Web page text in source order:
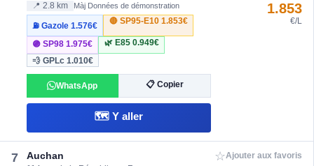
📍 2.8 km Màj Données de démonstration
⛽ Gazole1.576€
🔴 SP95-E10 1.853€
🟣 SP981.975€ 🌿 E85 0.949€
💨 GPLc1.010€
WhatsApp 📋 Copier
🗺️ Y aller
1.853
€/L
7 Auchan ☆Ajouter aux favoris